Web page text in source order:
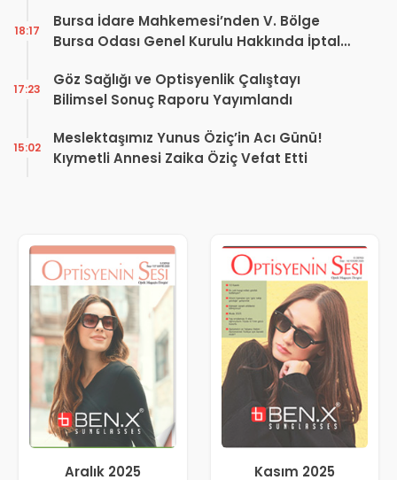
Bursa İdare Mahkemesi’nden V. Bölge
Bursa Odası Genel Kurulu Hakkında İptal
18:17
Göz Sağlığı ve Optisyenlik Çalıştayı
Bilimsel Sonuç Raporu Yayımlandı
17:23
Meslektaşımız Yunus Öziç’in Acı Günü!
Kıymetli Annesi Zaika Öziç Vefat Etti
15:02
Aralık 2025 Kasım 2025